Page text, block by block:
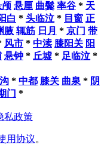
颅 悬厘 曲鬓 率谷 * 天
白 * 头临泣 * 目窗 正
腋 辄筋 日月 * 京门 带
风市 * 中渎 膝阳关 阳
悬钟 * 丘墟 * 足临泣 *
* 中都 膝关 曲泉 * 阴
门 *
私政策
用协议。